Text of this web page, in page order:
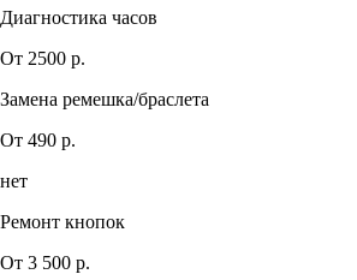
Диагностика часов
От 2500 р.
Замена ремешка/браслета
От 490 р.
нет
Ремонт кнопок
От 3 500 р.